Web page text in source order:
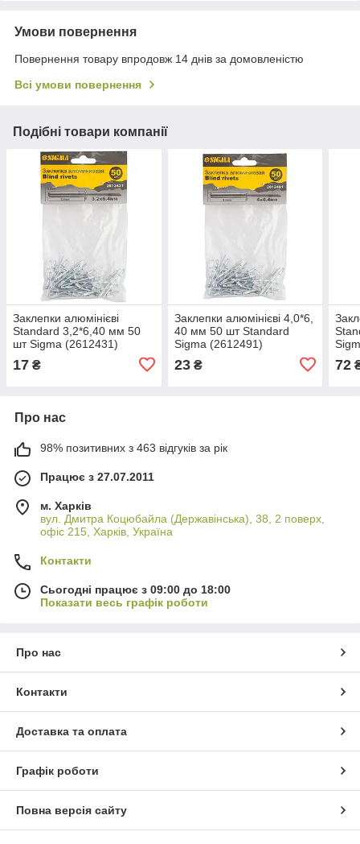
Умови повернення
Повернення товару впродовж 14 днів за домовленістю
Всі умови повернення
Подібні товари компанії
Заклепки алюмінієві
Standard 3,2*6,40 мм 50
шт Sigma (2612431)
17 ₴
Заклепки алюмінієві 4,0*6,
40 мм 50 шт Standard
Sigma (2612491)
23₴ 72
Про нас
98% позитивних з 463 відгуків за рік
Працює з 27.07.2011
м. Харків
вул. Дмитра Коцюбайла (Державінська), 38, 2 поверх,
офіс 215, Харків, Україна
Контакти
Сьогодні працює з 09:00 до 18:00
Показати весь графік роботи
Про нас
Контакти
Доставка та оплата
Графік роботи
Повна версія сайту